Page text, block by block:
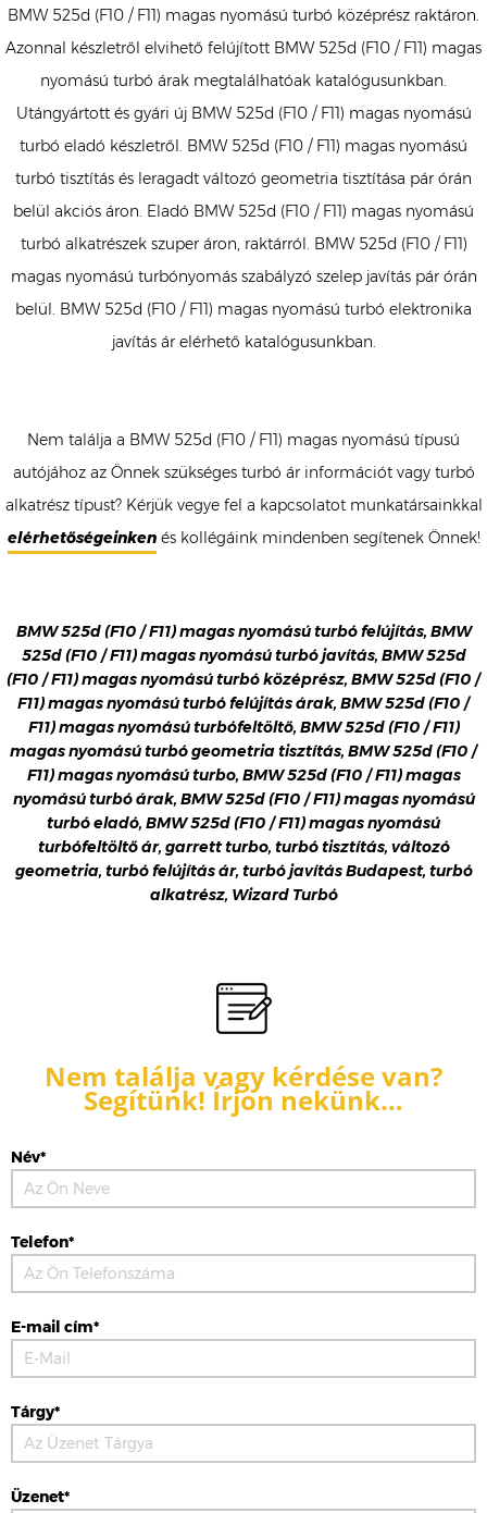
BMW 525d (F10 / F11) magas nyomású turbó középrész raktáron.
Azonnal készletről elvihető felújított BMW 525d (F10 / F11) magas
nyomású turbó árak megtalálhatóak katalógusunkban.
Utángyártott és gyári új BMW 525d (F10 / F11) magas nyomású
turbó eladó készletről. BMW 525d (F10 / F11) magas nyomású
turbó tisztítás és leragadt változó geometria tisztítása pár órán
belül akciós áron. Eladó BMW 525d (F10 / F11) magas nyomású
turbó alkatrészek szuper áron, raktárról. BMW 525d (F10 / F11)
magas nyomású turbónyomás szabályzó szelep javítás pár órán
belül. BMW 525d (F10 / F11) magas nyomású turbó elektronika
javítás ár elérhető katalógusunkban.
Nem találja a BMW 525d (F10 / F11) magas nyomású típusú
autójához az Önnek szükséges turbó ár információt vagy turbó
alkatrész típust? Kérjük vegye fel a kapcsolatot munkatársainkkal
elérhetőségeinkenés kollégáink mindenben segítenek Önnek!
BMW 525d (F10 / F11) magas nyomású turbó felújítás, BMW
525d (F10 / F11) magas nyomású turbó javítás, BMW 525d
(F10 / F11) magas nyomású turbó középrész, BMW 525d (F10 /
F11) magas nyomású turbó felújítás árak, BMW 525d (F10 /
F11) magas nyomású turbófeltöltő, BMW 525d (F10 / F11)
magas nyomású turbó geometria tisztítás, BMW 525d (F10 /
F11) magas nyomású turbo, BMW 525d (F10 / F11) magas
nyomású turbó árak, BMW 525d (F10 / F11) magas nyomású
turbó eladó, BMW 525d (F10 / F11) magas nyomású
turbófeltöltő ár, garrett turbo, turbó tisztítás, változó
geometria, turbó felújítás ár, turbó javítás Budapest, turbó
alkatrész, Wizard Turbó
Nem találja vagy kérdése van?
Segítünk! Írjon nekünk…
Név*
Telefon*
E-mail cím*
Tárgy*
Üzenet*